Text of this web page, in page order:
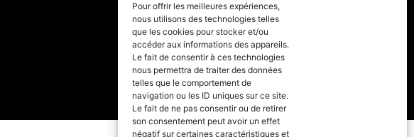
Pour offrir les meilleures expériences,
nous utilisons des technologies telles
que les cookies pour stocker et/ou
accéder aux informations des appareils.
Le fait de consentir à ces technologies
nous permettra de traiter des données
telles que le comportement de
navigation ou les ID uniques sur ce site.
Le fait de ne pas consentir ou de retirer
son consentement peut avoir un effet
négatif sur certaines caractéristiques et